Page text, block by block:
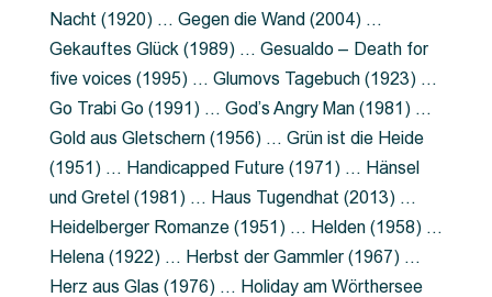
Nacht (1920) … Gegen die Wand (2004) …
Gekauftes Glück (1989) … Gesualdo – Death for
five voices (1995) … Glumovs Tagebuch (1923) …
Go Trabi Go (1991) … God’s Angry Man (1981) …
Gold aus Gletschern (1956) … Grün ist die Heide
(1951) … Handicapped Future (1971) … Hänsel
und Gretel (1981) … Haus Tugendhat (2013) …
Heidelberger Romanze (1951) … Helden (1958) …
Helena (1922) … Herbst der Gammler (1967) …
Herz aus Glas (1976) … Holiday am Wörthersee